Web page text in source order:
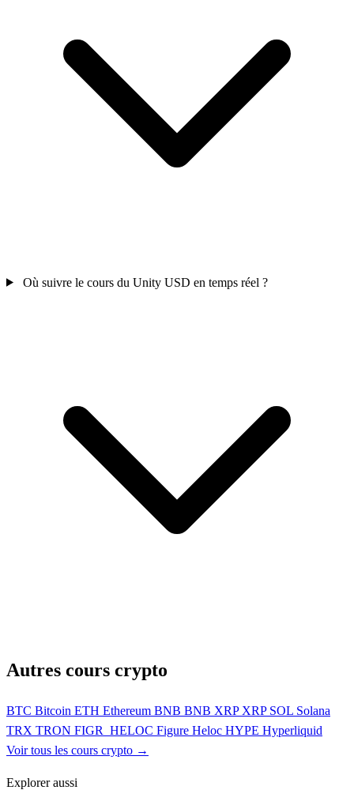
Où suivre le cours du Unity USD en temps réel ?
Autres cours crypto
BTC Bitcoin ETH Ethereum BNB BNB XRP XRP SOL Solana
TRX TRON FIGR_HELOC Figure Heloc HYPE Hyperliquid
Voir tous les cours crypto →
Explorer aussi